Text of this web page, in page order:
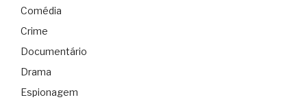
Comédia
Crime
Documentário
Drama
Espionagem